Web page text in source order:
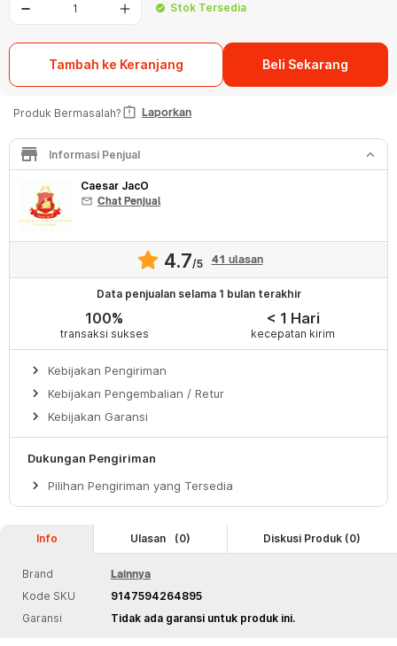
check_circle Stok Tersedia
Tambah ke Keranjang Beli Sekarang
Produk Bermasalah? assignment_late Laporkan
store Informasi Penjual keyboard_arrow_down
Caesar JacO
mail Chat Penjual
4.7/5 41 ulasan
Data penjualan selama 1 bulan terakhir
100%
transaksi sukses
< 1 Hari
kecepatan kirim
keyboard_arrow_right Kebijakan Pengiriman
keyboard_arrow_right Kebijakan Pengembalian / Retur
keyboard_arrow_right Kebijakan Garansi
Dukungan Pengiriman
keyboard_arrow_right Pilihan Pengiriman yang Tersedia
Info Ulasan (0) Diskusi Produk (0)
Brand
Lainnya
Kode SKU
9147594264895
Garansi
Tidak ada garansi untuk produk ini.